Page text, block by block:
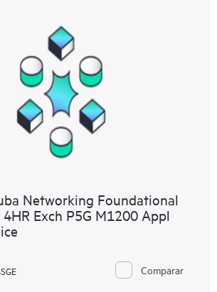
Networking Foundational
4HR Exch P5G M1200 Appl
Comparar